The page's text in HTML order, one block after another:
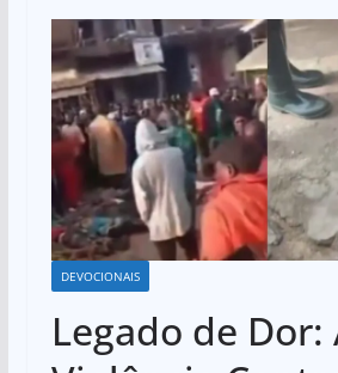
DEVOCIONAIS
Legado de Dor: